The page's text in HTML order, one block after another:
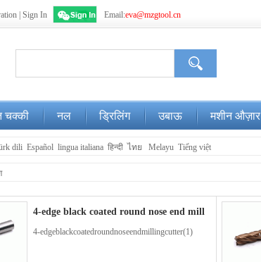
Sign In
Email:eva@mzgtool.cn
चक्की नल ड्रिलिंग उबाऊ मशीन औज़ार
dili Español lingua italiana हिन्दी ไทย Melayu Tiếng việt
4-edge black coated round nose end mill
4-edgeblackcoatedroundnoseendmillingcutter(1)